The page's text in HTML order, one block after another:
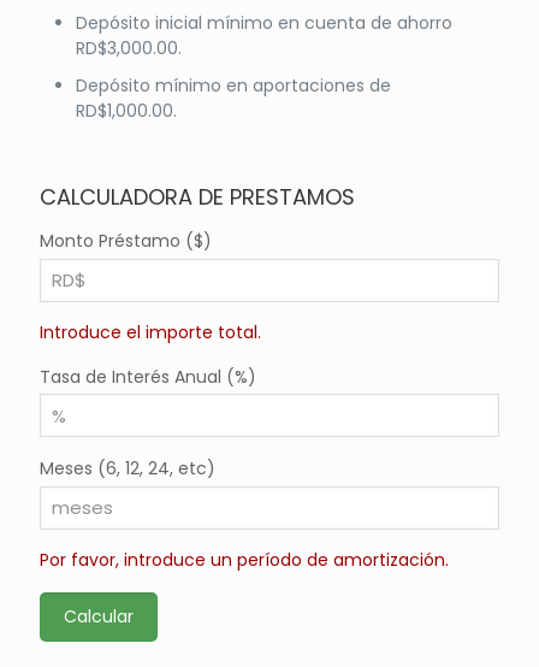
Depósito inicial mínimo en cuenta de ahorro
RD$3,000.00.
Depósito mínimo en aportaciones de
RD$1,000.00.
CALCULADORA DE PRESTAMOS
Monto Préstamo ($)
Introduce el importe total.
Tasa de Interés Anual (%)
Meses (6, 12, 24, etc)
Por favor, introduce un período de amortización.